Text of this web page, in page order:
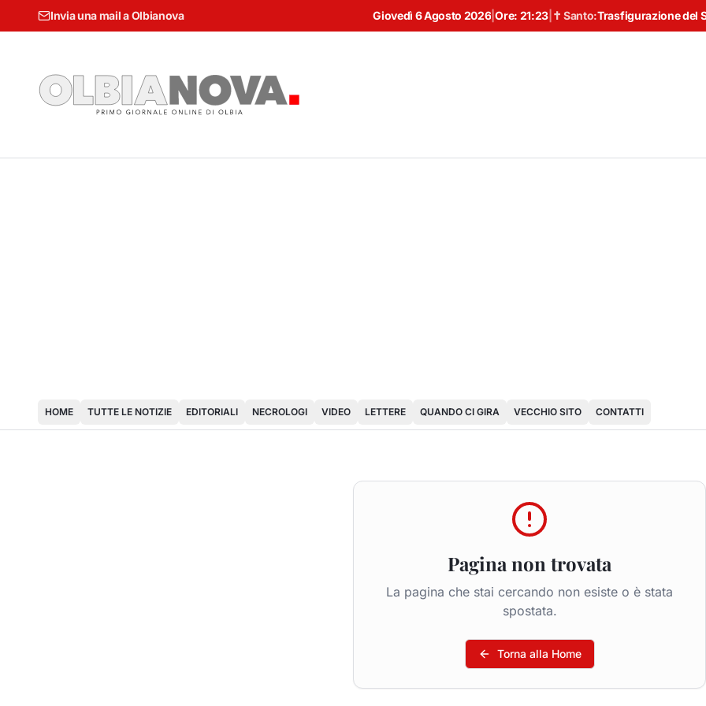
Invia una mail a Olbianova Giovedì 6 Agosto 2026 |Ore: 21:23| ✝ Santo:Trasfigurazione del
HOME TUTTE LE NOTIZIE EDITORIALI NECROLOGI VIDEO LETTERE QUANDO CI GIRA VECCHIO SITO CONTATTI
Pagina non trovata
La pagina che stai cercando non esiste o è stata
spostata.
Torna alla Home